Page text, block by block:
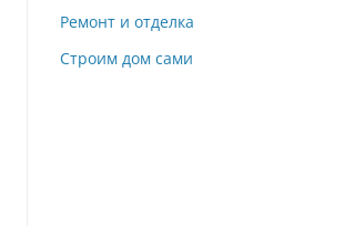
Ремонт и отделка
Строим дом сами